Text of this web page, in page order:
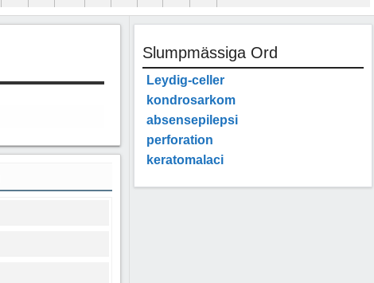
Slumpmässiga Ord
Leydig-celler
kondrosarkom
absensepilepsi
perforation
keratomalaci